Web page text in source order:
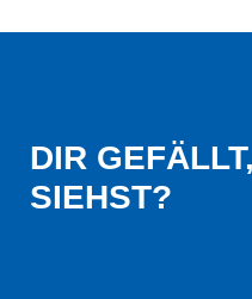
DIR
SIEHST?